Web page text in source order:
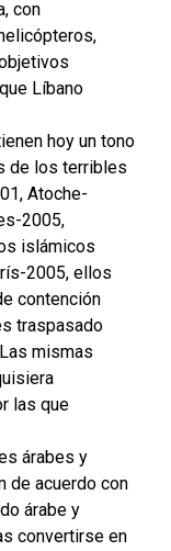
con
Líbano
hoy un tono
de los terribles
Atoche-
2005,
islámicos
2005, ellos
contención
traspasado
mismas
las que
árabes y
de acuerdo con
árabe y
convertirse en